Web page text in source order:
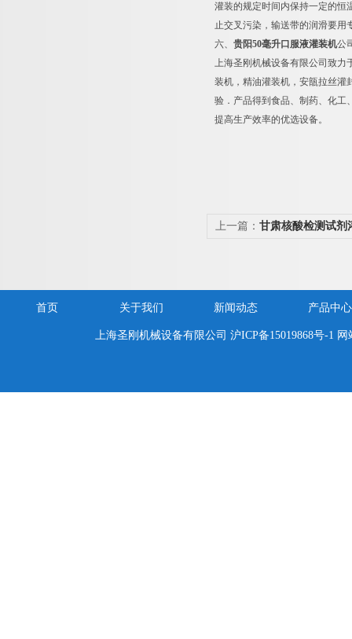
灌装的规定时间内保持一定的恒
止交叉污染，输送带的润滑要用
六、 贵阳50毫升口服液灌装机公
上海圣刚机械设备有限公司致力
装机，精油灌装机，安瓿拉丝灌
验．产品得到食品、制药、化工
提高生产效率的优选设备。
上一篇： 甘肃核酸检测试剂
首页 关于我们 新闻动态 产品中心
上海圣刚机械设备有限公司沪ICP备15019868号-1 网